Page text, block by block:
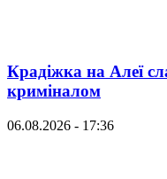
Крадіжка на Алеї
криміналом
06.08.2026 - 17:36